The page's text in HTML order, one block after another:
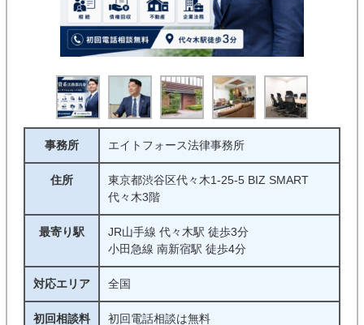
事務所 エイトフォース法律事務所
住所
東京都渋谷区代々木1-25-5 BIZ SMART
代々木3階
最寄り駅
JR山手線 代々木駅 徒歩3分
小田急線 南新宿駅 徒歩4分
対応エリア 全国
初回相談料 初回電話相談は無料